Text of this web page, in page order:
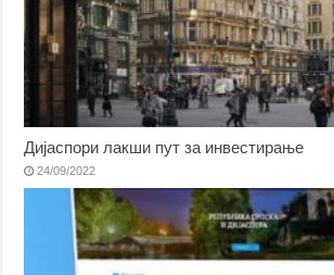
Дијаспори лакши пут за инвестирање
24/09/2022